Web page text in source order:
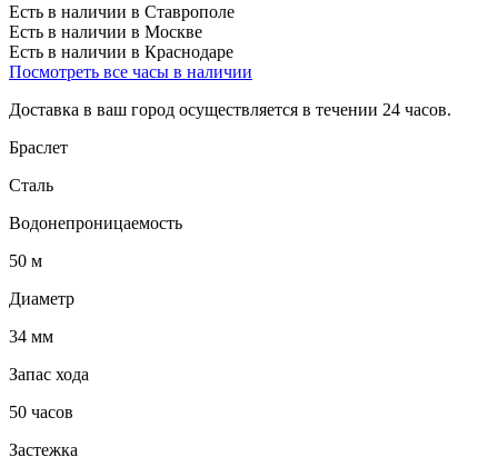
Есть в наличии в Ставрополе
Есть в наличии в Москве
Есть в наличии в Краснодаре
Посмотреть все часы в наличии
Доставка в ваш город осуществляется в течении 24 часов.
Браслет
Сталь
Водонепроницаемость
50 м
Диаметр
34 мм
Запас хода
50 часов
Застежка